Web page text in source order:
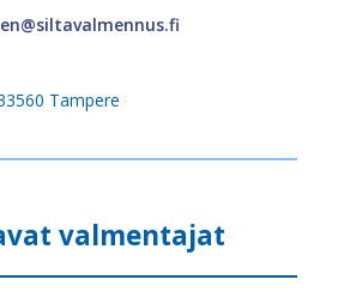
Tampere
valmentajat